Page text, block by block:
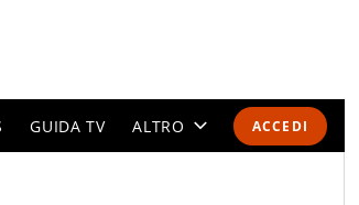
ACCEDI
GUIDA TV ALTRO